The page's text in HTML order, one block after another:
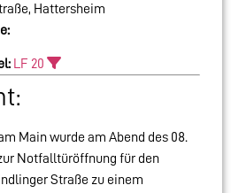
Hattersheim
LF 20
Main wurde am Abend des 08.
Notfalltüröffnung für den
Straße zu einem